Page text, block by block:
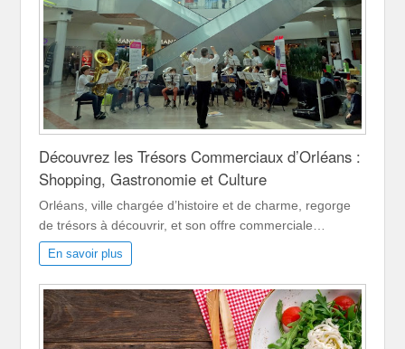
Découvrez les Trésors Commerciaux d’Orléans :
Shopping, Gastronomie et Culture
Orléans, ville chargée d’histoire et de charme, regorge
de trésors à découvrir, et son offre commerciale…
En savoir plus